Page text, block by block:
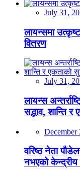
July 31,
लायन्समा उत्कृष्ट
वितरण
July 31,
लायन्स
सद्भाव, शान्ति
December
वरिष्ठ नेता
नभएको केन्द्रीय